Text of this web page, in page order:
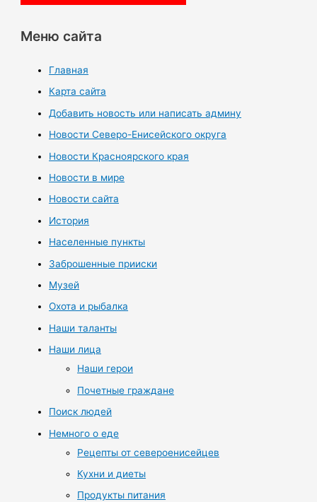
Меню сайта
Главная
Карта сайта
Добавить новость или написать админу
Новости Северо-Енисейского округа
Новости Красноярского края
Новости в мире
Новости сайта
История
Населенные пункты
Заброшенные прииски
Музей
Охота и рыбалка
Наши таланты
Наши лица
Наши герои
Почетные граждане
Поиск людей
Немного о еде
Рецепты от североенисейцев
Кухни и диеты
Продукты питания